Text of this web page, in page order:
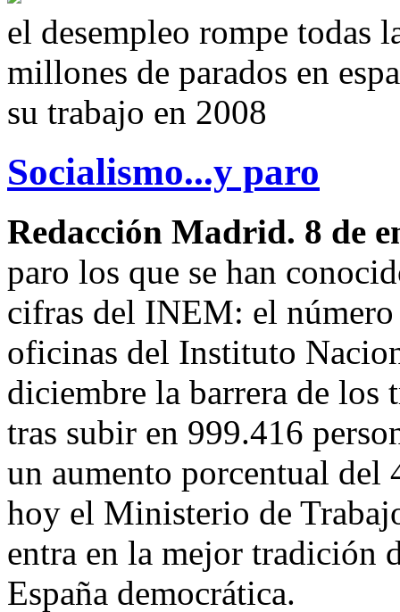
el desempleo rompe todas
millones de parados en
su trabajo en 2008
Socialismo...y paro
Redacción Madrid. 8 de
paro los que se han
cifras del INEM: el número
oficinas del Instituto
diciembre la barrera de los
tras subir en 999.416
un aumento porcentual del
hoy el Ministerio de
entra en la mejor tradición
España democrática.